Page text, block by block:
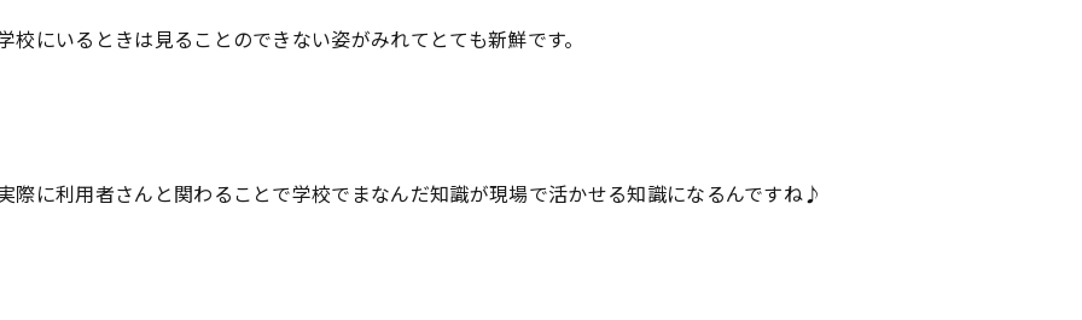
校にいるときは見ることのできない姿がみれてとても新鮮です。
際に利用者さんと関わることで学校でまなんだ知識が現場で活かせる知識になるんですね♪